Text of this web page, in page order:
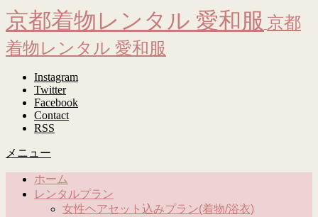
京都着物レンタル 愛和服 京都
着物レンタル 愛和服
Instagram
Twitter
Facebook
Contact
RSS
メニュー
ホーム
レンタルプラン
女性ヘアセット込みプラン(着物/浴衣)